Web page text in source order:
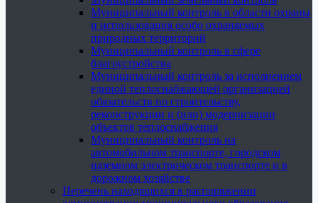
Муниципальный контроль в области охраны
и использования особо охраняемых
природных территорий
Муниципальный контроль в сфере
благоустройства
Муниципальный контроль за исполнением
единой теплоснабжающей организацией
обязательств по строительству,
реконструкции и (или) модернизации
объектов теплоснабжения
Муниципальный контроль на
автомобильном транспорте, городском
наземном электрическом транспорте и в
дорожном хозяйстве
Перечень находящихся в распоряжении